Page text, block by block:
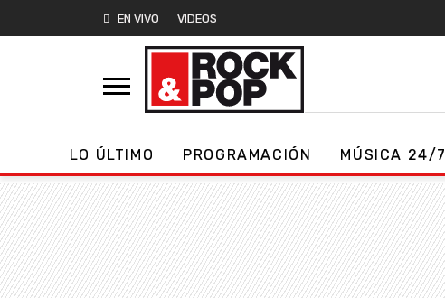
EN VIVO VIDEOS
LO ÚLTIMO PROGRAMACIÓN MÚSICA 24/7